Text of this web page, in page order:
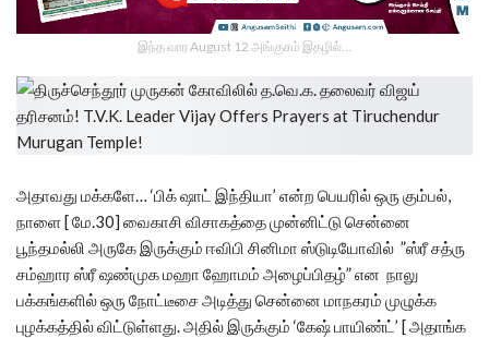
இந்த வார August 12 அங்குசம் இதழில்…
அதாவது மக்களே… ‘பிக் ஷாட் இந்தியா’ என்ற பெயரில் ஒரு கும்பல்,
நாளை [ மே.30] வைகாசி விசாகத்தை முன்னிட்டு சென்னை
பூந்தமல்லி அருகே இருக்கும் ஈவிபி சினிமா ஸ்டுடியோவில் ”ஸ்ரீ சத்ரு
சம்ஹார ஸ்ரீ ஷண்முக மஹா ஹோமம் அழைப்பிதழ்” என நாலு
பக்கங்களில் ஒரு நோட்டீசை அடித்து சென்னை மாநகரம் முழுக்க
புழக்கத்தில் விட்டுள்ளது. அதில் இருக்கும் ‘கேஷ் பாயிண்ட்’ [ அதாங்க